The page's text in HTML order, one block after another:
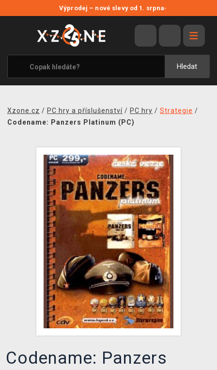
Výprodej – nové slevy od 1. srpna›
Hledat
VÝPRODEJ
VIDEOHRY
XZONE ORIGINALS
TÉMATIKY
MERCHANDISE
KONTAKT
PRODEJNY
DOPRAVA
XZONE KLUB
TCG & BOARDGAME HUB
VÝKUP HER (BAZAR)
Xzone.cz / PC hry a příslušenství / PC hry / Strategie /
Codename: Panzers Platinum (PC)
Codename: Panzers